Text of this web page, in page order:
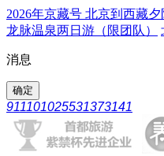
2026年京藏号 北京到西藏
龙脉温泉两日游（限团队）
消息
911101025531373141